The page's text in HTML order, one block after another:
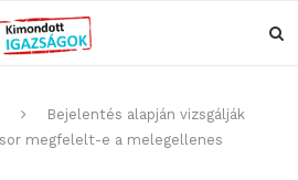
Bejelentés alapján vizsgálják
megfelelt-e a melegellenes